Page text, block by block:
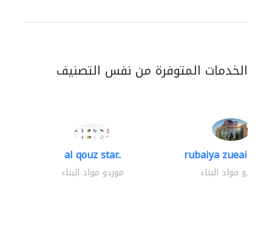
الخدمات المتوفرة من نفس التصنيف
al qouz star..
موردو مواد البناء
rubaiya zueaid
موردو مواد البناء